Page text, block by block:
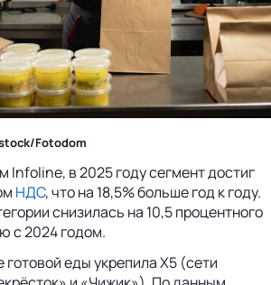
Fotodom
Infoline, в 2025 году сегмент достиг
НДС, что на 18,5% больше год к году.
снизилась на 10,5 процентного
с 2024 годом.
еды укрепила X5 (сети